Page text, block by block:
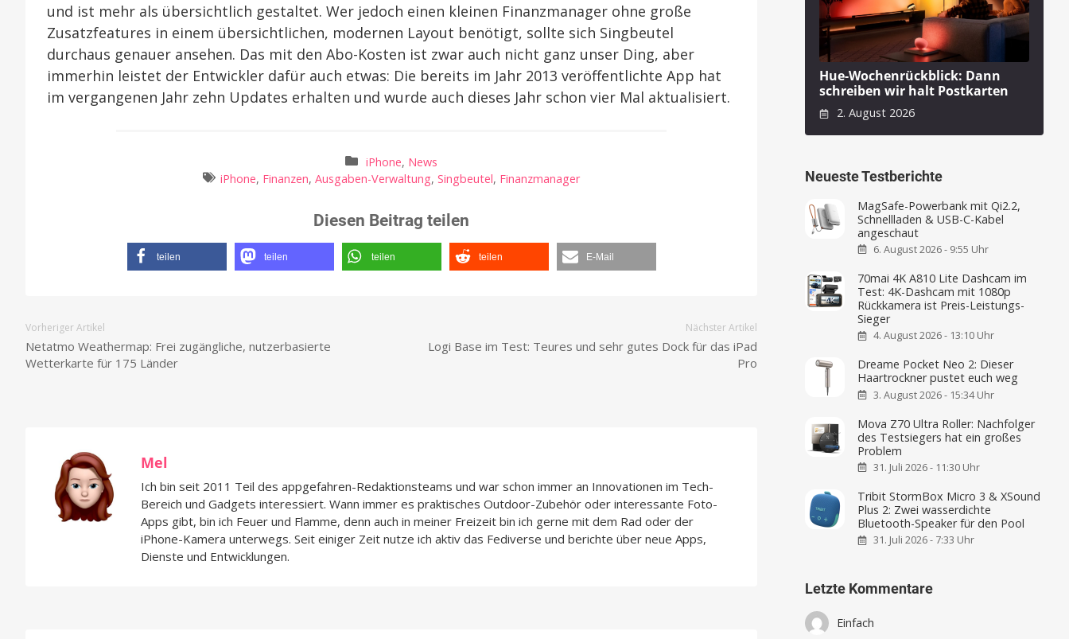
und ist mehr als übersichtlich gestaltet. Wer jedoch einen kleinen Finanzmanager ohne große
Zusatzfeatures in einem übersichtlichen, modernen Layout benötigt, sollte sich Singbeutel
durchaus genauer ansehen. Das mit den Abo-Kosten ist zwar auch nicht ganz unser Ding, aber
immerhin leistet der Entwickler dafür auch etwas: Die bereits im Jahr 2013 veröffentlichte App hat
im vergangenen Jahr zehn Updates erhalten und wurde auch dieses Jahr schon vier Mal aktualisiert.
iPhone, News
iPhone, Finanzen, Ausgaben-Verwaltung, Singbeutel, Finanzmanager
Diesen Beitrag teilen
teilen teilen teilen teilen E-Mail
Vorheriger Artikel
Netatmo Weathermap: Frei zugängliche, nutzerbasierte
Wetterkarte für 175 Länder
Nächster Artikel
Logi Base im Test: Teures und sehr gutes Dock für das iPad
Pro
Mel
Ich bin seit 2011 Teil des appgefahren-Redaktionsteams und war schon immer an Innovationen im Tech-
Bereich und Gadgets interessiert. Wann immer es praktisches Outdoor-Zubehör oder interessante Foto-
Apps gibt, bin ich Feuer und Flamme, denn auch in meiner Freizeit bin ich gerne mit dem Rad oder der
iPhone-Kamera unterwegs. Seit einiger Zeit nutze ich aktiv das Fediverse und berichte über neue Apps,
Dienste und Entwicklungen.
Hue-Wochenrückblick: Dann
schreiben wir halt Postkarten
2. August 2026
Neueste Testberichte
MagSafe-Powerbank mit Qi2.2,
Schnellladen & USB-C-Kabel
angeschaut
6. August 2026 - 9:55 Uhr
70mai 4K A810 Lite Dashcam im
Test: 4K-Dashcam mit 1080p
Rückkamera ist Preis-Leistungs-
Sieger
4. August 2026 - 13:10 Uhr
Dreame Pocket Neo 2: Dieser
Haartrockner pustet euch weg
3. August 2026 - 15:34 Uhr
Mova Z70 Ultra Roller: Nachfolger
des Testsiegers hat ein großes
Problem
31. Juli 2026 - 11:30 Uhr
Tribit StormBox Micro 3 & XSound
Plus 2: Zwei wasserdichte
Bluetooth-Speaker für den Pool
31. Juli 2026 - 7:33 Uhr
Letzte Kommentare
Einfach